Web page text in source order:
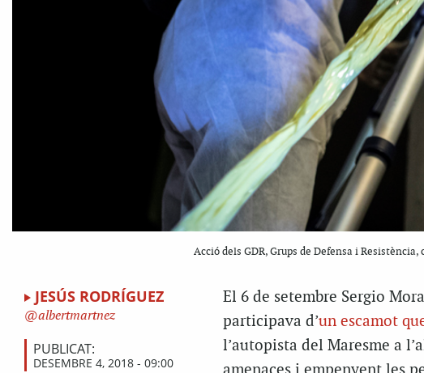
Acció dels GDR, Grups de Defensa i
JESÚS RODRÍGUEZ
albertmartnez
PUBLICAT:
DESEMBRE 4, 2018 - 09:00
El 6 de setembre Sergio
participava d’un escamot
l’autopista del Maresme a